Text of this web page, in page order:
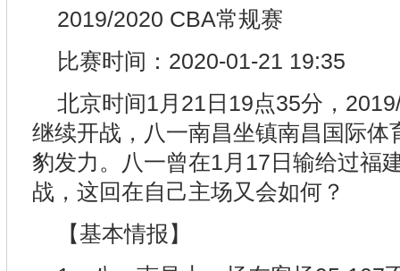
2019/2020 CBA常规赛
比赛时间：2020-01-21 19:35
北京时间1月21日19点35分，
继续开战，八一南昌坐镇南昌国际体
豹发力。八一曾在1月17日输给过福
战，这回在自己主场又会如何？
【基本情报】